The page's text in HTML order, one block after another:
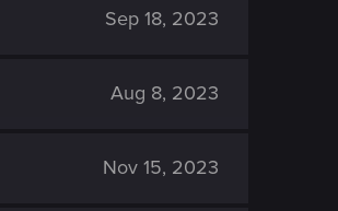
Sep 18, 2023
Aug 8, 2023
Nov 15, 2023